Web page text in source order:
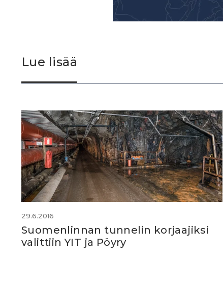
Lue lisää
29.6.2016
Suomenlinnan tunnelin korjaajiksi
valittiin YIT ja Pöyry